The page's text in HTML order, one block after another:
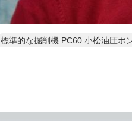
標準的な掘削機 PC60 小松油圧ポ